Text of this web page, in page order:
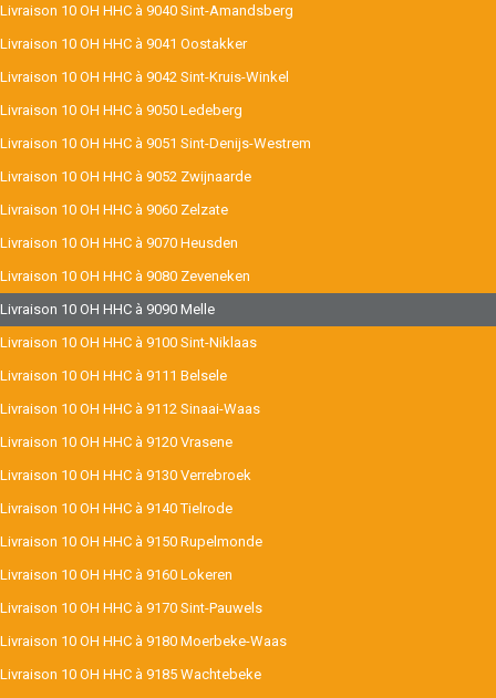
Livraison 10 OH HHC à 9040 Sint-Amandsberg
Livraison 10 OH HHC à 9041 Oostakker
Livraison 10 OH HHC à 9042 Sint-Kruis-Winkel
Livraison 10 OH HHC à 9050 Ledeberg
Livraison 10 OH HHC à 9051 Sint-Denijs-Westrem
Livraison 10 OH HHC à 9052 Zwijnaarde
Livraison 10 OH HHC à 9060 Zelzate
Livraison 10 OH HHC à 9070 Heusden
Livraison 10 OH HHC à 9080 Zeveneken
Livraison 10 OH HHC à 9090 Melle
Livraison 10 OH HHC à 9100 Sint-Niklaas
Livraison 10 OH HHC à 9111 Belsele
Livraison 10 OH HHC à 9112 Sinaai-Waas
Livraison 10 OH HHC à 9120 Vrasene
Livraison 10 OH HHC à 9130 Verrebroek
Livraison 10 OH HHC à 9140 Tielrode
Livraison 10 OH HHC à 9150 Rupelmonde
Livraison 10 OH HHC à 9160 Lokeren
Livraison 10 OH HHC à 9170 Sint-Pauwels
Livraison 10 OH HHC à 9180 Moerbeke-Waas
Livraison 10 OH HHC à 9185 Wachtebeke